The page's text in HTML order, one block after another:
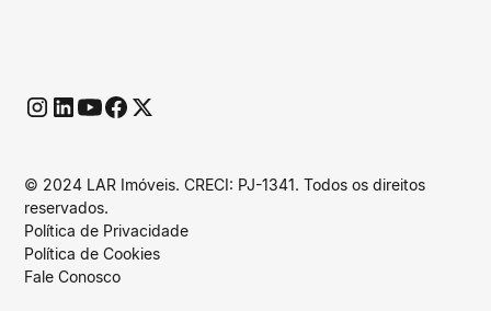
© 2024 LAR Imóveis. CRECI: PJ-1341. Todos os direitos
reservados.
Política de Privacidade
Política de Cookies
Fale Conosco